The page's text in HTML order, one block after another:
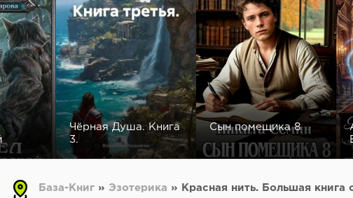
Чёрная Душа. Книга
3.
Сын помещика 8
База-Книг » Эзотерика » Красная нить. Большая книга